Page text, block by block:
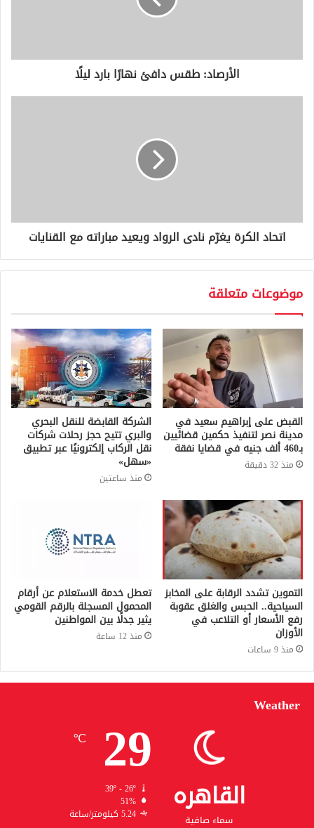
ر
ي
الأرصاد: طقس دافئ نهارًا بارد ليلًا
اتحاد الكرة يغرّم نادى الرواد ويعيد مباراته مع القنايات
موضوعات متعلقة
القبض على إبراهيم سعيد في
مدينة نصر لتنفيذ حكمين قضائيين
بـ460 ألف جنيه في قضايا نفقة
منذ 32 دقيقة
الشركة القابضة للنقل البحري
والبري تتيح حجز رحلات شركات
نقل الركاب إلكترونيًا عبر تطبيق
«سهل»
منذ ساعتين
التموين تشدد الرقابة على المخابز
السياحية.. الحبس والغلق عقوبة
رفع الأسعار أو التلاعب في
الأوزان
منذ 9 ساعات
تعطل خدمة الاستعلام عن أرقام
المحمول المسجلة بالرقم القومي
يثير جدلًا بين المواطنين
منذ 12 ساعة
Weather
القاهره
سماء صافية
29
℃
39º - 26º
51%
5.24 كيلومتر/ساعة